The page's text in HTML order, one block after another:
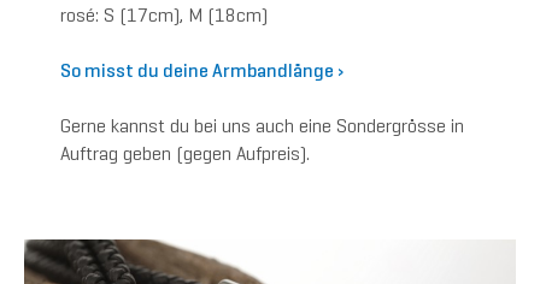
rosé: S (17cm), M (18cm)
So misst du deine Armbandlänge ›
Gerne kannst du bei uns auch eine Sondergrösse in
Auftrag geben (gegen Aufpreis).